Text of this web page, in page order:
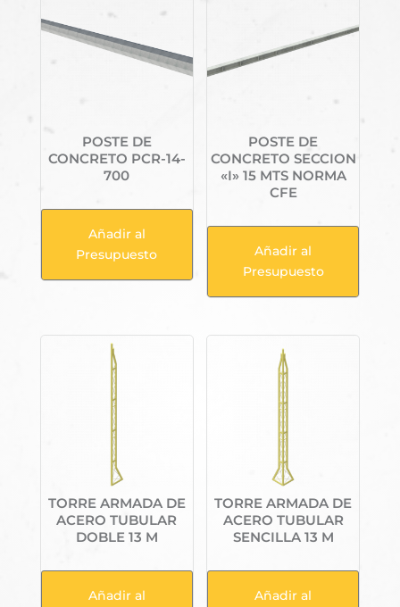
POSTE DE
CONCRETO PCR-14-
700
Añadir al
Presupuesto
POSTE DE
CONCRETO SECCION
«I» 15 MTS NORMA
CFE
Añadir al
Presupuesto
TORRE ARMADA DE
ACERO TUBULAR
DOBLE 13 M
Añadir al
TORRE ARMADA DE
ACERO TUBULAR
SENCILLA 13 M
Añadir al